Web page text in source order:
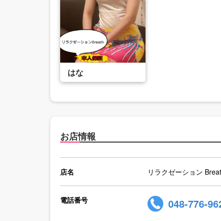
はな
お店情報
店名 リラクゼーション
電話番号 048-776-